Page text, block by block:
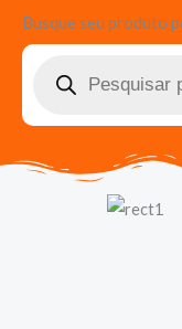
Busque seu produto
Pesquisar